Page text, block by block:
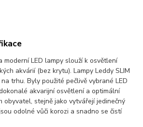
moderní LED lampy slouží k osvětlení
akvárií (bez krytu). Lampy Leddy SLIM
trhu. Byly použité pečlivě vybrané LED
akvarijní osvětlení a optimální
obyvatel, stejně jako vytvářejí jedinečný
odolné vůči korozi a snadno se čistí